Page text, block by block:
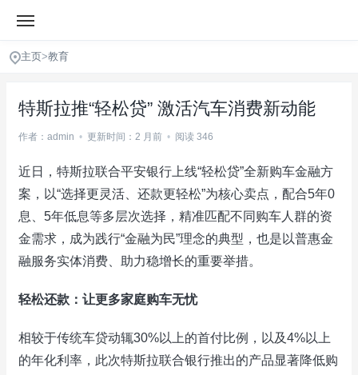
主页>教育
特斯拉推“轻松贷” 激活汽车消费新动能
作者：admin • 更新时间：2 月前 • 阅读 346
近日，特斯拉联合平安银行上线“轻松贷”全新购车金融方
案，以“选择更灵活、还款更轻松”为核心卖点，配合5年0
息、5年低息等多层次选择，精准匹配不同购车人群的资
金需求，成为践行“金融为民”理念的典型，也是以普惠金
融服务实体消费、助力稳增长的重要举措。
轻松还款：让更多家庭购车无忧
相较于传统车贷动辄30%以上的首付比例，以及4%以上
的年化利率，此次特斯拉联合银行推出的产品显著降低购